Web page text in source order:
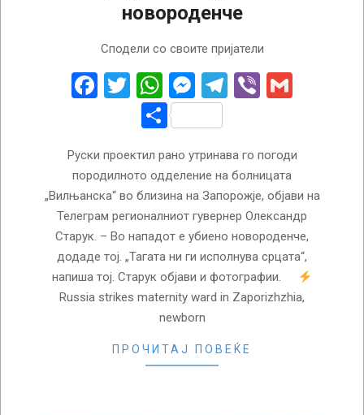
новороденче
Сподели со своите пријатели
Facebook
TwitterWhatsApp
Messenger
Telegram
Viber
Share
Руски проектил рано утринава го погоди
породилното одделение на болницата
„Вилњанска“ во близина на Запорожје, објави на
Телеграм регионалниот гувернер Олександр
Старук. – Во нападот е убиено новороденче,
додаде тој. „Тагата ни ги исполнува срцата“,
напиша тој. Старук објави и фотографии.
Russia strikes maternity ward in Zaporizhzhia,
newborn
ПРОЧИТАЈ ПОВЕЌЕ